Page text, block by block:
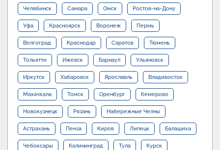
Челябинск Самара Омск Ростов-на-Дону
Уфа Красноярск Воронеж Пермь
Волгоград Краснодар Саратов Тюмень
Тольятти Ижевск Барнаул Ульяновск
Иркутск Хабаровск Ярославль Владивосток
Махачкала Томск Оренбург Кемерово
Новокузнецк Рязань Набережные Челны
Астрахань Пенза Киров Липецк Балашиха
Чебоксары Калининград Тула Курск